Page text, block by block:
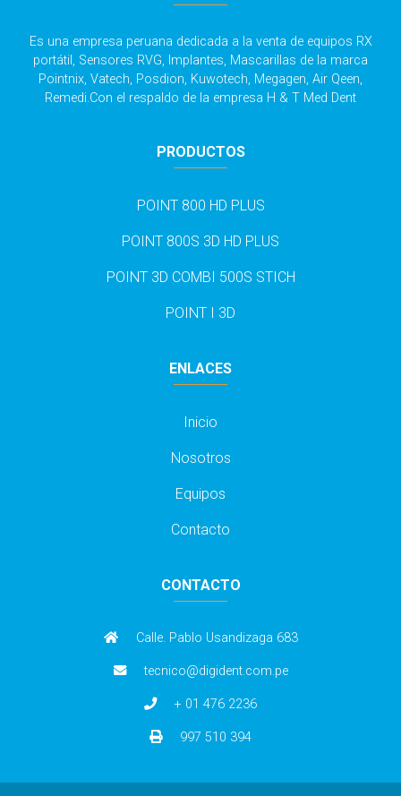
Es una empresa peruana dedicada a la venta de equipos RX
portátil, Sensores RVG, Implantes, Mascarillas de la marca
Pointnix, Vatech, Posdion, Kuwotech, Megagen, Air Qeen,
Remedi.Con el respaldo de la empresa H & T Med Dent
PRODUCTOS
POINT 800 HD PLUS
POINT 800S 3D HD PLUS
POINT 3D COMBI 500S STICH
POINT I 3D
ENLACES
Inicio
Nosotros
Equipos
Contacto
CONTACTO
Calle. Pablo Usandizaga 683
tecnico@digident.com.pe
+ 01 476 2236
997 510 394